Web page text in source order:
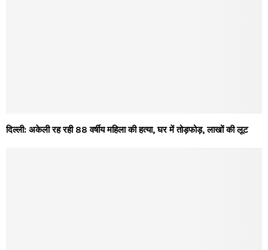
दिल्ली: अकेली रह रही 88 वर्षीय महिला की हत्या, घर में तोड़फोड़, लाखों की लूट